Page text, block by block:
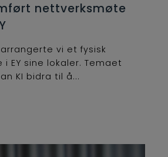
nettverksmøte
arrangerte vi et fysisk
EY sine lokaler. Temaet
KI bidra til å...